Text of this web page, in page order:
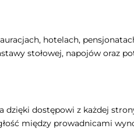
hotelach,
stołowej, napojów oraz
dzięki dostępowi z każdej
między prowadnicami